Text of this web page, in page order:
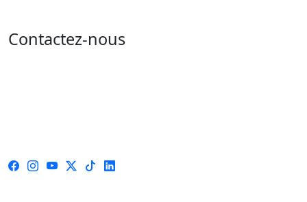
Contactez-nous